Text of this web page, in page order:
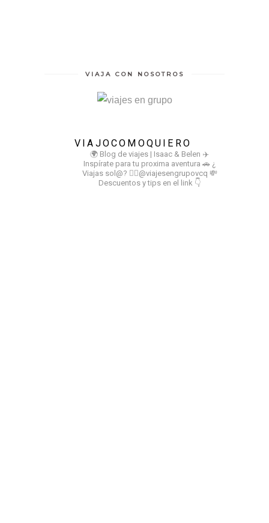
VIAJA CON NOSOTROS
VIAJOCOMOQUIERO
🌍 Blog de viajes | Isaac & Belen ✈️
Inspírate para tu proxima aventura 🚗 ¿
Viajas sol@? 👉🏻@viajesengrupovcq 💸
Descuentos y tips en el link 👇